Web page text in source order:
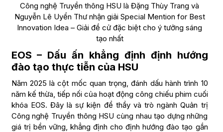
Công nghệ Truyền thông HSU là Đặng Thùy Trang và
Nguyễn Lê Uyển Thư nhận giải Special Mention for Best
Innovation Idea – Giải đề cử đặc biệt cho ý tưởng sáng
tạo nhất
EOS – Dấu ấn khẳng định định hướng
đào tạo thực tiễn của HSU
Năm 2025 là cột mốc quan trọng, đánh dấu hành trình 10
năm kế thừa, tiếp nối của hoạt động công chiếu phim cuối
khóa EOS. Đây là sự kiện để thầy và trò ngành Quản trị
Công nghệ Truyền thông HSU cùng nhau tạo dựng những
giá trị bền vững, khẳng định cho định hướng đào tạo gắn